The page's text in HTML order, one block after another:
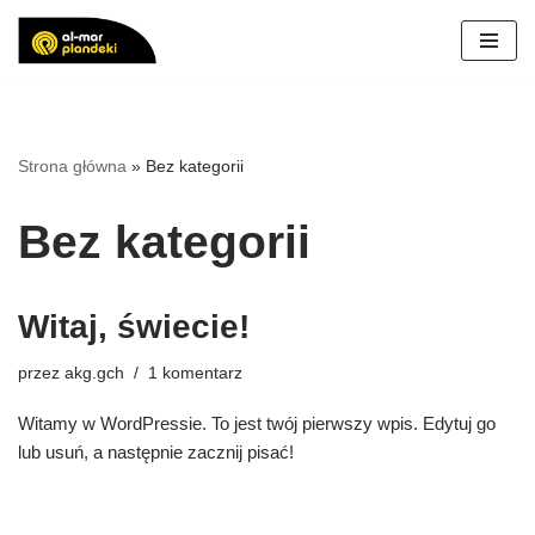
Przejdź
Strona główna » Bez kategorii
Bez kategorii
Witaj, świecie!
przez akg.gch 1 komentarz
Witamy w WordPressie. To jest twój pierwszy wpis. Edytuj go
lub usuń, a następnie zacznij pisać!